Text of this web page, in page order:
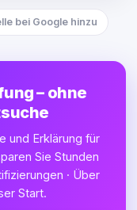
bei Google hinzu
– ohne
und Erklärung für
Sie Stunden
· Über
Start.